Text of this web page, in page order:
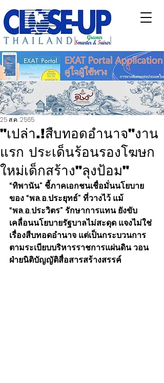
"เปล่า.!สืบทอดอำนาจ"งาน
แรก ประเด็นร้อนรองโฆษก
ใหม่เด็กสร้าง"ลุงป้อม"
25 ส.ค. 2565
“ทิพานัน” ชี้ภาคเอกชนเชื่อมั่นนโยบาย
ของ “พล.อ.ประยุทธ์” ที่วางไว้ แม้
“พล.อ.ประวิตร” รักษาการแทน ยังขับ
เคลื่อนนโยบายรัฐบาลไม่สะดุด แจงไม่ใช่
เรื่องสืบทอดอำนาจ แต่เป็นกระบวนการ
ตามระเบียบบริหารราชการแผ่นดิน วอน
ฝ่ายนิติบัญญัติสื่อสารสร้างสรรค์